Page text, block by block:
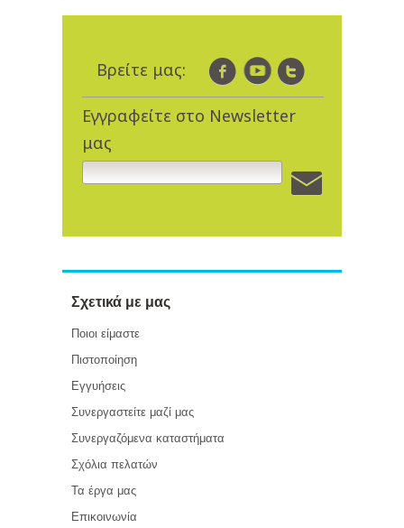
Βρείτε μας:
Εγγραφείτε στο Newsletter
μας
Σχετικά με μας
Ποιοι είμαστε
Πιστοποίηση
Εγγυήσεις
Συνεργαστείτε μαζί μας
Συνεργαζόμενα καταστήματα
Σχόλια πελατών
Τα έργα μας
Επικοινωνία